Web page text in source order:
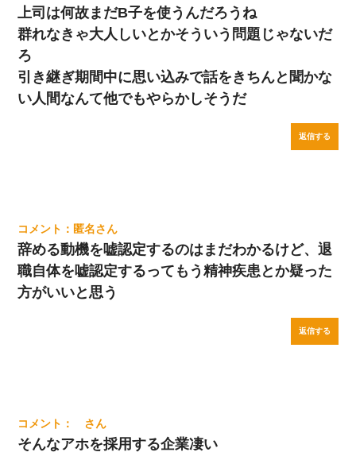
上司は何故まだB子を使うんだろうね
群れなきゃ大人しいとかそういう問題じゃないだ
ろ
引き継ぎ期間中に思い込みで話をきちんと聞かな
い人間なんて他でもやらかしそうだ
返信する
匿名
辞める動機を嘘認定するのはまだわかるけど、退
職自体を嘘認定するってもう精神疾患とか疑った
方がいいと思う
返信する
そんなアホを採用する企業凄い